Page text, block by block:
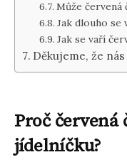
Může červená
Jak dlouho se
Jak se vaří
Děkujeme, že
Proč červená
jídelníčku?